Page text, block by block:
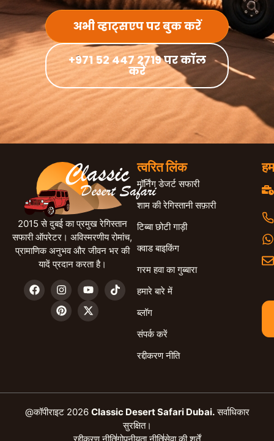
अभी व्हाट्सएप पर बुक करें
+971 52 447 2719 पर कॉल
करें
2015 से दुबई का प्रमुख रेगिस्तान
सफारी ऑपरेटर। अविस्मरणीय रोमांच,
प्रामाणिक अनुभव और जीवन भर की
यादें प्रदान करता है।
त्वरित लिंक
मॉर्निंग डेजर्ट सफारी
शाम की रेगिस्तानी सफ़ारी
टिब्बा छोटी गाड़ी
क्वाड बाइकिंग
गरम हवा का गुब्बारा
हमारे बारे में
ब्लॉग
संपर्क करें
रद्दीकरण नीति
@कॉपीराइट 2026 Classic Desert Safari Dubai.सर्वाधिकार
सुरक्षित।